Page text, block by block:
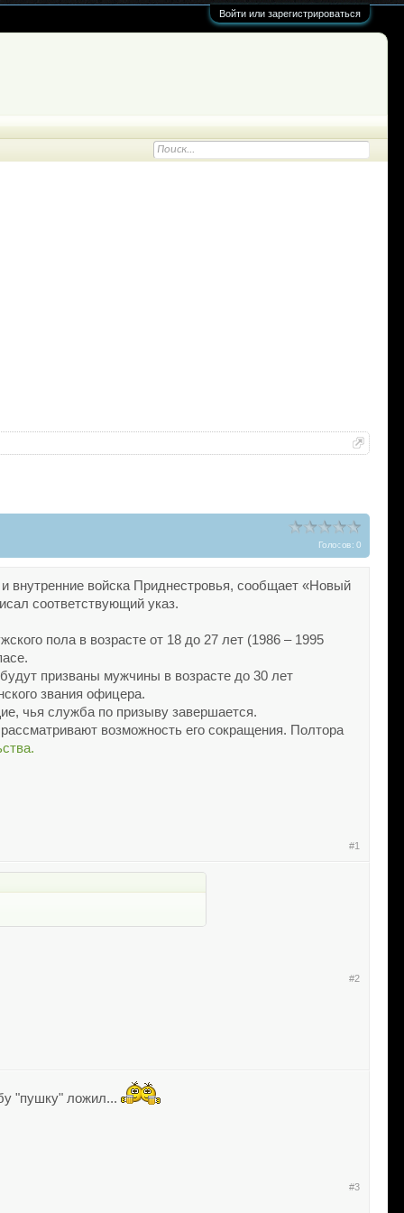
Войти или зарегистрироваться
Голосов: 0
внутренние войска Приднестровья, сообщает «Новый
соответствующий указ.
пола в возрасте от 18 до 27 лет (1986 – 1995
призваны мужчины в возрасте до 30 лет
звания офицера.
чья служба по призыву завершается.
возможность его сокращения. Полтора
#1
#2
"пушку" ложил...
#3